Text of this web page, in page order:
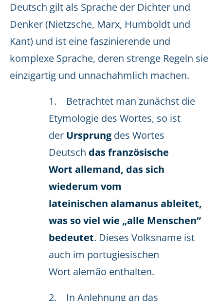
Deutsch gilt als Sprache der Dichter und
Denker (Nietzsche, Marx, Humboldt und
Kant) und ist eine faszinierende und
komplexe Sprache, deren strenge Regeln sie
einzigartig und unnachahmlich machen.
1. Betrachtet man zunächst die
Etymologie des Wortes, so ist
der Ursprung des Wortes
Deutsch das französische
Wort allemand, das sich
wiederum vom
lateinischen alamanus ableitet,
was so viel wie „alle Menschen“
bedeutet. Dieses Volksname ist
auch im portugiesischen
Wort alemão enthalten.
2. In Anlehnung an das